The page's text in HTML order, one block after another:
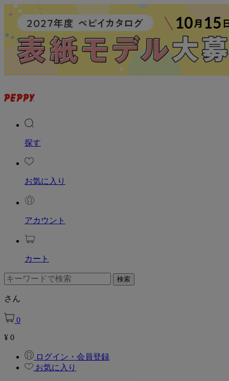
探す
お気に入り
アカウント
カート
さん
0
¥ 0
ログイン・会員登録
お気に入り